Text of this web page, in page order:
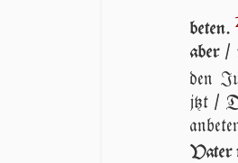
beten.
aber
den
jtzt /
Va­ter